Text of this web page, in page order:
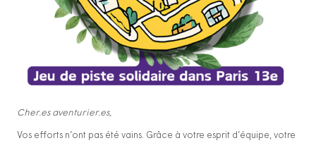
Cher.es aventurier.es,
Vos efforts n’ont pas été vains. Grâce à votre esprit d’équipe, votre